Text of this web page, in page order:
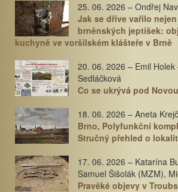
25. 06. 2026 – Ondřej
Jak se dříve vařilo
brněnských jeptišek:
kuchyně ve voršilském klášteře v Brně
20. 06. 2026 – Emil Holek
Sedláčková
Co se ukrývá pod
18. 06. 2026 – Aneta
Brno, Polyfunkční
Stručný přehled o
17. 06. 2026 – Katarína
Samuel Šišolák (MZM),
Pravěké objevy v